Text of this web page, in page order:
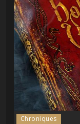
Chroniques